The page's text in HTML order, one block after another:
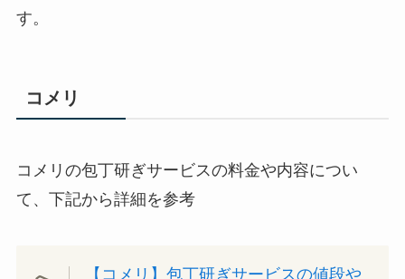
す。
コメリ
コメリの包丁研ぎサービスの料金や内容につい
て、下記から詳細を参考
【コメリ】包丁研ぎサービスの値段や